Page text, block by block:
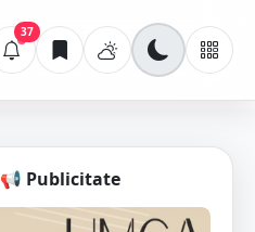
37
📢 Publicitate